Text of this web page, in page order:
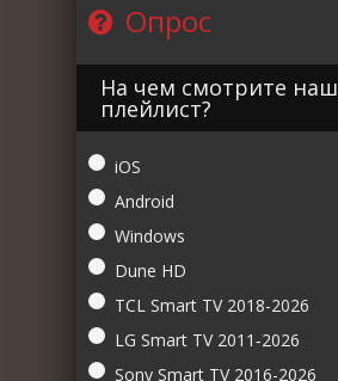
Опрос
На чем смотрите наш
плейлист?
iOS
Android
Windows
Dune HD
TCL Smart TV 2018-2026
LG Smart TV 2011‑2026
Sony Smart TV 2016-2026